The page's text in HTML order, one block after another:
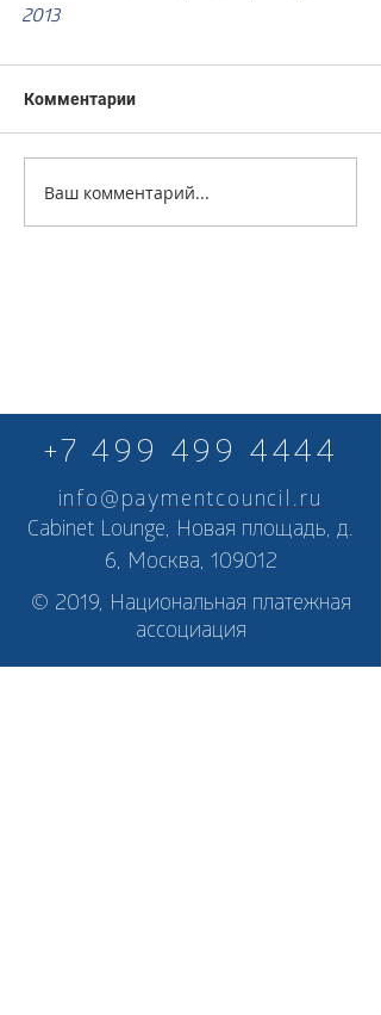
2013
Комментарии
Ваш комментарий...
+7 499 499 4444
info@paymentcouncil.ru
Cabinet Lounge, Новая площадь, д.
6, Москва, 109012
© 2019, Национальная платежная
ассоциация